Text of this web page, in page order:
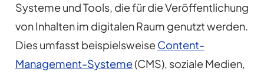
Systeme und Tools, die für die Veröffentlichung
von Inhalten im digitalen Raum genutzt werden.
Dies umfasst beispielsweiseContent-
Management-Systeme(CMS), soziale Medien,